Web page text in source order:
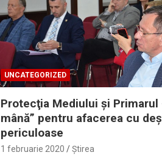
UNCATEGORIZED
Protecţia Mediului şi Primarul
mână” pentru afacerea cu
periculoase
1 februarie 2020 Ştirea